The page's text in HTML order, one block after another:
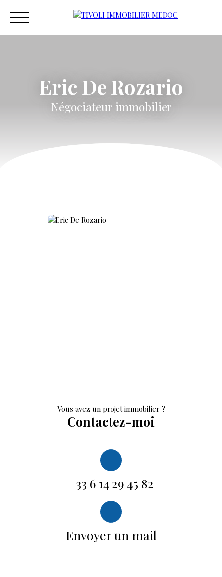
ACCUEIL ACHETER ESTIMER VENDRE
Eric De Rozario
Négociateur immobilier
Vous avez un projet immobilier ?
Contactez-moi
+33 6 14 29 45 82
Envoyer un mail